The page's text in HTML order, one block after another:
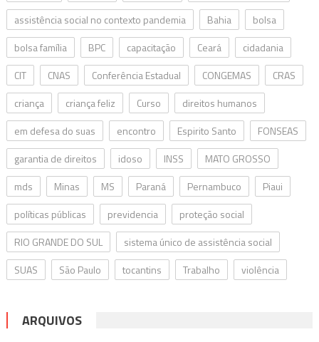
assistência social no contexto pandemia
Bahia
bolsa
bolsa família
BPC capacitação Ceará
cidadania
CIT
CNAS Conferência Estadual CONGEMAS
CRAS
criança
criança feliz Curso
direitos humanos
em defesa do suas
encontro Espirito Santo
FONSEAS
garantia de direitos
idoso INSS
MATO GROSSO
mds
Minas MS Paraná Pernambuco
Piaui
políticas públicas
previdencia
proteção social
RIO GRANDE DO SUL
sistema único de assistência social
SUAS
São Paulo tocantins Trabalho violência
ARQUIVOS